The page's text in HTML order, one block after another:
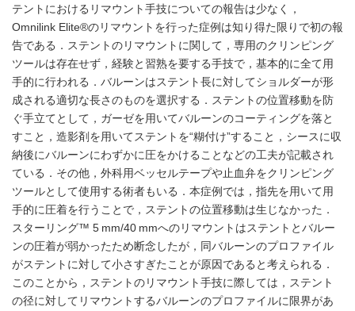
テントにおけるリマウント手技についての報告は少なく，
Omnilink Elite®のリマウントを行った症例は知り得た限りで初の報
告である．ステントのリマウントに関して，専用のクリンピング
ツールは存在せず，経験と習熟を要する手技で，基本的に全て用
手的に行われる．バルーンはステント長に対してショルダーが形
成される適切な長さのものを選択する．ステントの位置移動を防
ぐ手立てとして，ガーゼを用いてバルーンのコーティングを落と
すこと，造影剤を用いてステントを“糊付け”すること，シースに収
納後にバルーンにわずかに圧をかけることなどの工夫が記載され
ている．その他，外科用ベッセルテープや止血弁をクリンピング
ツールとして使用する術者もいる．本症例では，指先を用いて用
手的に圧着を行うことで，ステントの位置移動は生じなかった．
スターリング™ 5 mm/40 mmへのリマウントはステントとバルー
ンの圧着が弱かったため断念したが，同バルーンのプロファイル
がステントに対して小さすぎたことが原因であると考えられる．
このことから，ステントのリマウント手技に際しては，ステント
の径に対してリマウントするバルーンのプロファイルに限界があ